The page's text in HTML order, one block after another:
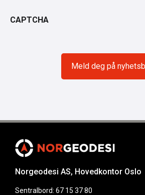
CAPTCHA
Norgeodesi AS, Hovedkontor Oslo
Sentralbord: 67 15 37 80